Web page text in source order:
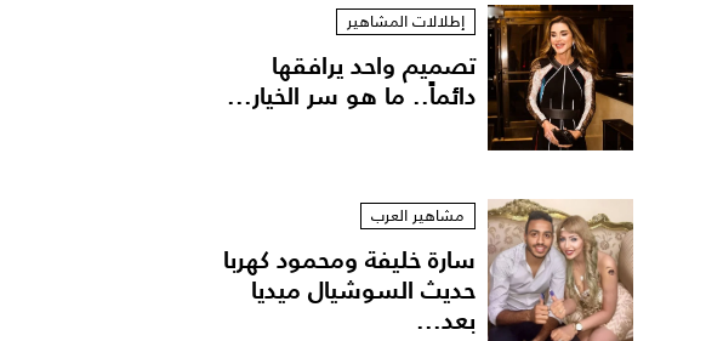
إطلالات المشاهير
تصميم واحد يرافقها
دائماً.. ما هو سر الخيار...
مشاهير العرب
سارة خليفة ومحمود كهربا
حديث السوشيال ميديا
بعد...